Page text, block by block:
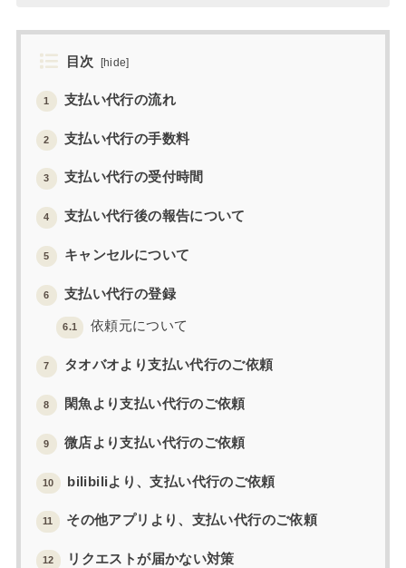
目次 [hide]
1 支払い代行の流れ
2 支払い代行の手数料
3 支払い代行の受付時間
4 支払い代行後の報告について
5 キャンセルについて
6 支払い代行の登録
6.1 依頼元について
7 タオバオより支払い代行のご依頼
8 閑魚より支払い代行のご依頼
9 微店より支払い代行のご依頼
10 bilibiliより、支払い代行のご依頼
11 その他アプリより、支払い代行のご依頼
12 リクエストが届かない対策